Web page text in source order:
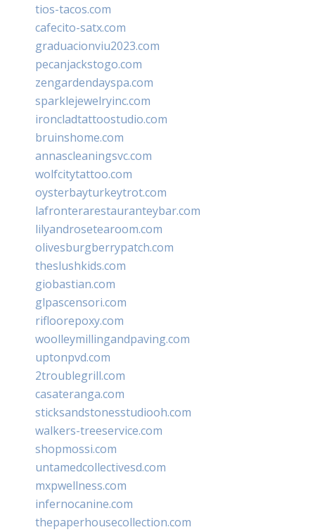
tios-tacos.com
cafecito-satx.com
graduacionviu2023.com
pecanjackstogo.com
zengardendayspa.com
sparklejewelryinc.com
ironcladtattoostudio.com
bruinshome.com
annascleaningsvc.com
wolfcitytattoo.com
oysterbayturkeytrot.com
lafronterarestauranteybar.com
lilyandrosetearoom.com
olivesburgberrypatch.com
theslushkids.com
giobastian.com
glpascensori.com
rifloorepoxy.com
woolleymillingandpaving.com
uptonpvd.com
2troublegrill.com
casateranga.com
sticksandstonesstudiooh.com
walkers-treeservice.com
shopmossi.com
untamedcollectivesd.com
mxpwellness.com
infernocanine.com
thepaperhousecollection.com